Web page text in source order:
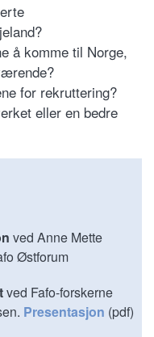
å komme til Norge,
for rekruttering?
eller en bedre
ved Anne Mette
Østforum
ved Fafo-forskerne
Presentasjon (pdf)